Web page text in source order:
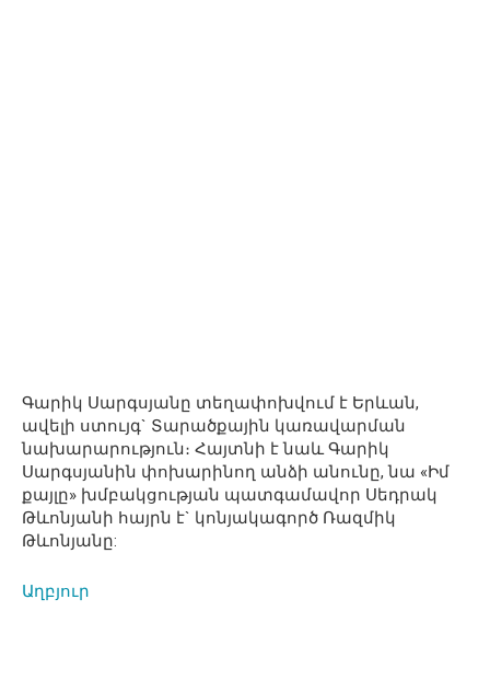
Գարիկ Սարգսյանը տեղափոխվում է Երևան,
ավելի ստույգ` Տարածքային կառավարման
նախարարություն։ Հայտնի է նաև Գարիկ
Սարգսյանին փոխարինող անձի անունը, նա «Իմ
քայլը» խմբակցության պատգամավոր Սեդրակ
Թևոնյանի հայրն է` կոնյակագործ Ռազմիկ
Թևոնյանը:
Աղբյուր